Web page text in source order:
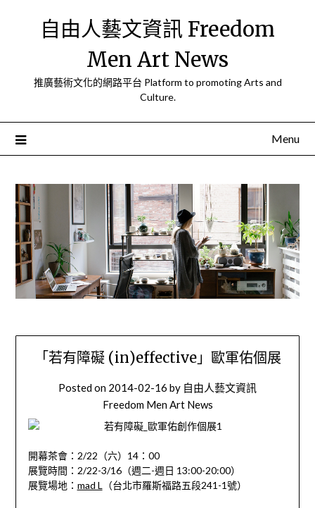
自由人藝文資訊 Freedom
Men Art News
推廣藝術文化的網路平台 Platform to promoting Arts and
Culture.
Menu
「若有障礙 (in)effective」歐軍佑個展
Posted on 2014-02-16 by 自由人藝文資訊
Freedom Men Art News
開幕茶會：2/22（六）14：00
展覽時間：2/22-3/16（週二-週日 13:00-20:00）
展覽場地： mad L （台北市羅斯福路五段241-1號）